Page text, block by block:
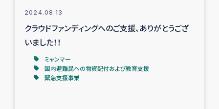
ガザ空爆被災者への食料支援と農家生産支援
2024.08.13
クラウドファンディングへのご支援、ありがとうござ
いました！！
ミャンマー
国内避難民への物資配付および教育支援
緊急支援事業